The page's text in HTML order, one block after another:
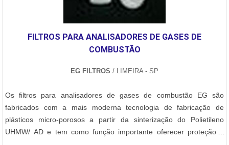
FILTROS PARA ANALISADORES DE GASES DE
COMBUSTÃO
EG FILTROS / LIMEIRA - SP
Os filtros para analisadores de gases de combustão EG são
fabricados com a mais moderna tecnologia de fabricação de
plásticos micro-porosos a partir da sinterização do Polietileno
UHMW/ AD e tem como função importante oferecer proteção à